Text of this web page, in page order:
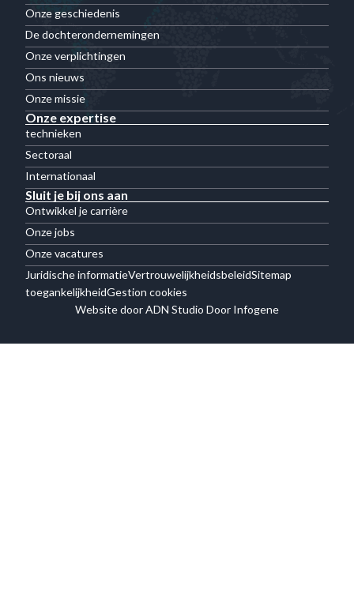
Onze geschiedenis
De dochterondernemingen
Onze verplichtingen
Ons nieuws
Onze missie
Onze expertise
technieken
Sectoraal
Internationaal
Sluit je bij ons aan
Ontwikkel je carrière
Onze jobs
Onze vacatures
Juridische informatieVertrouwelijkheidsbeleidSitemap
toegankelijkheidGestion cookies
Website door ADN Studio Door Infogene